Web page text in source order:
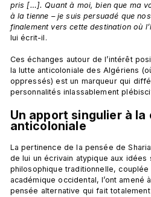
pris […]. Quant à moi, bien que ma
à la tienne – je suis persuadé que
finalement vers cette destination où
lui écrit-il.
Ces échanges autour de l’intérêt
la lutte anticoloniale des Algériens
oppressés) est un marqueur qui
Un apport singulier à la
anticoloniale
La pertinence de la pensée de
de lui un écrivain atypique aux idées
philosophique traditionnelle,
académique occidental, l’ont amené
pensée alternative qui fait